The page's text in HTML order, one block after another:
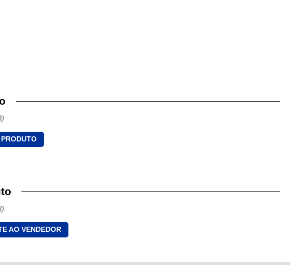
AO VENDEDOR